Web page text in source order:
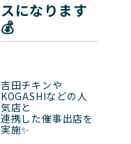
スになります
💰
吉田チキンや
KOGASHIなどの人
気店と
連携した催事出店を
実施✨